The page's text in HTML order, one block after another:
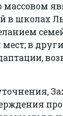
в школах
в